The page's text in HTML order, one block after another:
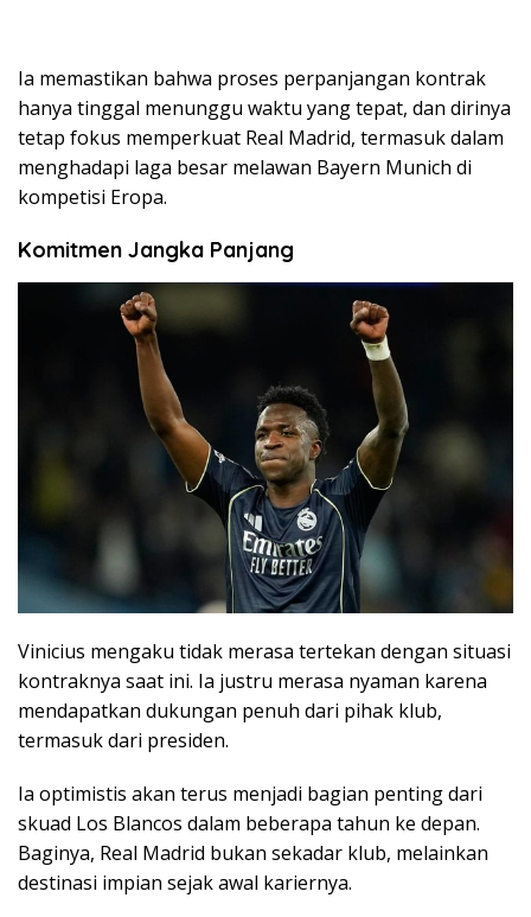
Ia memastikan bahwa proses perpanjangan kontrak
hanya tinggal menunggu waktu yang tepat, dan dirinya
tetap fokus memperkuat Real Madrid, termasuk dalam
menghadapi laga besar melawan Bayern Munich di
kompetisi Eropa.
Komitmen Jangka Panjang
Vinicius mengaku tidak merasa tertekan dengan situasi
kontraknya saat ini. Ia justru merasa nyaman karena
mendapatkan dukungan penuh dari pihak klub,
termasuk dari presiden.
Ia optimistis akan terus menjadi bagian penting dari
skuad Los Blancos dalam beberapa tahun ke depan.
Baginya, Real Madrid bukan sekadar klub, melainkan
destinasi impian sejak awal kariernya.